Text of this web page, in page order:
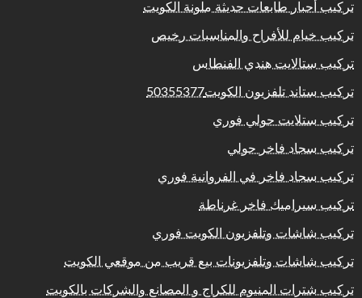
تركيب أحبار طابعات حديثة ملونة الكويت
تركيب خيام للأفراح والمناسبات رخيص
تركيب ستالايت هندي الفنطاس
تركيب ستاند تلفزيون الكويت50355377
تركيب ستلايت حولي فوري
تركيب سجاد فاخر حولي
تركيب سجاد فاخر في الفروانية فوري
تركيب سيراميك فاخر غرناطة
تركيب شاشات وتلفزيون الكويت فوري
تركيب شاشات وتلفزيونات بيع قريب من موقعي الكويت
تركيب شترات المنيوم للكراج و المصانع والشركات بالكويت